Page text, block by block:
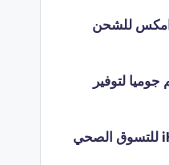
للشحن
لتوفير